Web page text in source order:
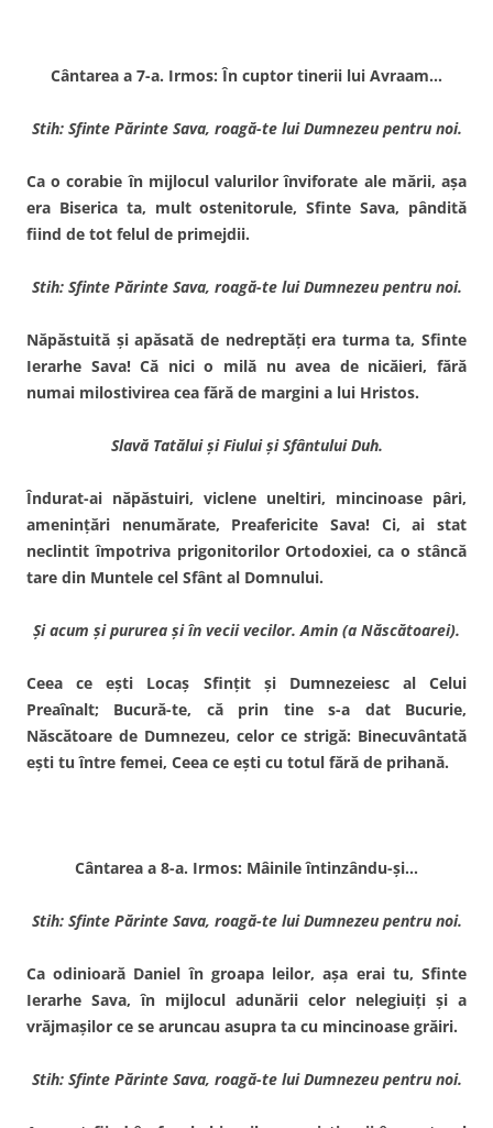
Cântarea a 7-a. Irmos: În cuptor tinerii lui Avraam…
Stih: Sfinte Părinte Sava, roagă-te lui Dumnezeu pentru noi.
Ca o corabie în mijlocul valurilor înviforate ale mării, aşa
era Biserica ta, mult ostenitorule, Sfinte Sava, pândită
fiind de tot felul de primejdii.
Stih: Sfinte Părinte Sava, roagă-te lui Dumnezeu pentru noi.
Năpăstuită şi apăsată de nedreptăţi era turma ta, Sfinte
Ierarhe Sava! Că nici o milă nu avea de nicăieri, fără
numai milostivirea cea fără de margini a lui Hristos.
Slavă Tatălui şi Fiului şi Sfântului Duh.
Îndurat-ai năpăstuiri, viclene uneltiri, mincinoase pâri,
ameninţări nenumărate, Prea­fericite Sava! Ci, ai stat
neclintit împotriva prigonitorilor Ortodo­xiei, ca o stâncă
tare din Muntele cel Sfânt al Domnului.
Şi acum şi pururea şi în vecii vecilor. Amin (a Născătoarei).
Ceea ce eşti Locaş Sfinţit şi Dumnezeiesc al Celui
Preaînalt; Bucură-te, că prin tine s-a dat Bucurie,
Născătoare de Dumnezeu, celor ce strigă: Binecuvântată
eşti tu între femei, Ceea ce eşti cu totul fără de prihană.
Cântarea a 8-a. Irmos: Mâinile întinzându-şi…
Stih: Sfinte Părinte Sava, roagă-te lui Dumnezeu pentru noi.
Ca odinioară Daniel în groapa leilor, aşa erai tu, Sfinte
Ierarhe Sava, în mijlocul adunării celor nelegiuiţi şi a
vrăjmaşilor ce se aruncau asupra ta cu mincinoase grăiri.
Stih: Sfinte Părinte Sava, roagă-te lui Dumnezeu pentru noi.